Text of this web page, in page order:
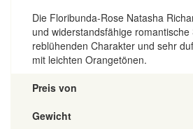
Die Floribunda-Rose Natasha
und widerstandsfähige
reblühenden Charakter und sehr
mit leichten Orangetönen.
Preis von
Gewicht